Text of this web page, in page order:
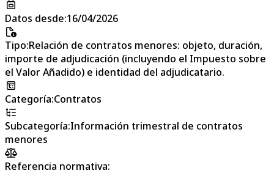
Datos desde:16/04/2026
Tipo:Relación de contratos menores: objeto, duración,
importe de adjudicación (incluyendo el Impuesto sobre
el Valor Añadido) e identidad del adjudicatario.
Categoría:Contratos
Subcategoría:Información trimestral de contratos
menores
Referencia normativa: